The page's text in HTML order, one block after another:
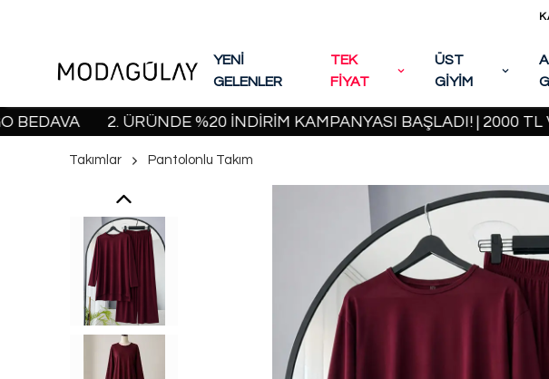
YENİ
GELENLER
TEK
FİYAT
ÜST
GİYİM
2. ÜRÜNDE %20 İNDİRİM KAMPANYASI BAŞLADI! | 2000 TL VE
Takımlar Pantolonlu Takım